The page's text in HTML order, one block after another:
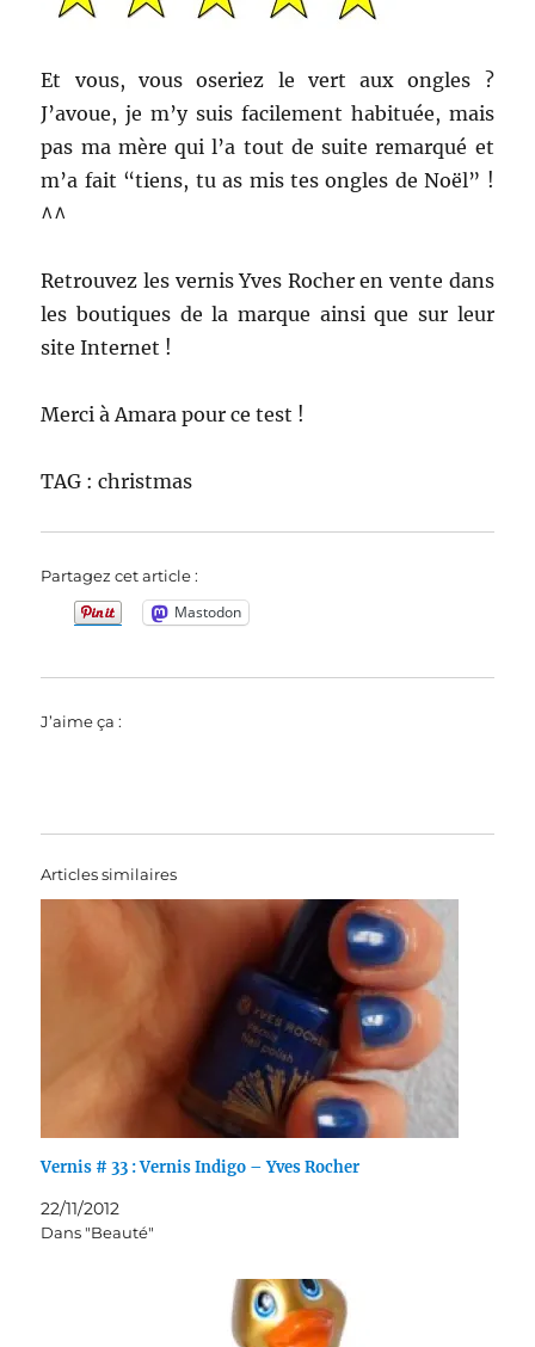
Et vous, vous oseriez le vert aux ongles ?
J’avoue, je m’y suis facilement habituée, mais
pas ma mère qui l’a tout de suite remarqué et
m’a fait “tiens, tu as mis tes ongles de Noël” !
^^
Retrouvez les vernis Yves Rocher en vente dans
les boutiques de la marque ainsi que sur leur
site Internet !
Merci à Amara pour ce test !
TAG : christmas
Partagez cet article :
Mastodon
J’aime ça :
Articles similaires
Vernis # 33 : Vernis Indigo – Yves Rocher
22/11/2012
Dans "Beauté"